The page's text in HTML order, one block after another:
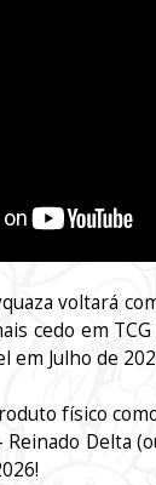
voltará
cedo em
em Julho de
físico
Reinado Delta